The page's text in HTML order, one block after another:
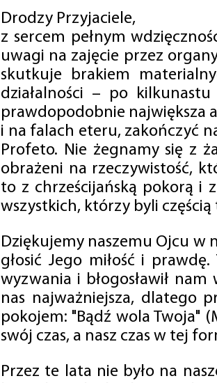
Drodzy Przyjaciele,
z sercem pełnym
uwagi na zajęcie przez
skutkuje brakiem
działalności – po
prawdopodobnie największa
i na falach eteru, zakończyć
Profeto. Nie żegnamy się z
obrażeni na rzeczywistość,
to z chrześcijańską pokorą i
wszystkich, którzy byli
Dziękujemy naszemu Ojcu w
głosić Jego miłość i
wyzwania i błogosławił
nas najważniejsza, dlatego
pokojem: "Bądź wola Twoja"
swój czas, a nasz czas w tej
Przez te lata nie było na